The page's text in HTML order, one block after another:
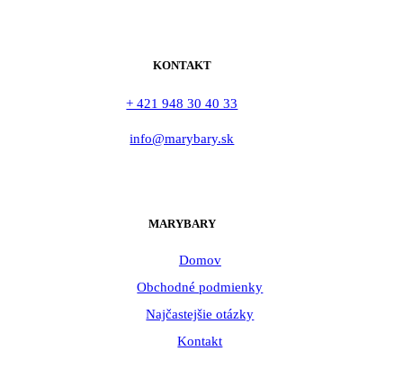
KONTAKT
+ 421 948 30 40 33
info@marybary.sk
MARYBARY
Domov
Obchodné podmienky
Najčastejšie otázky
Kontakt